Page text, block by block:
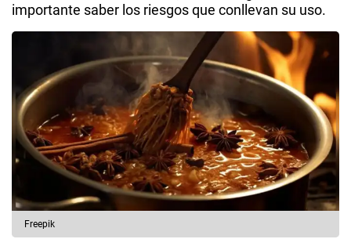
importante saber los riesgos que conllevan su uso.
Freepik